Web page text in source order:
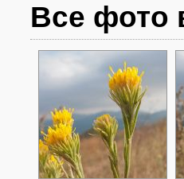
Все фото